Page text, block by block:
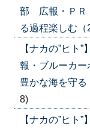
部 広報・ＰＲ
る過程楽しむ
【ナカの”ヒ
報・ブルーカ
豊かな海を守
8)
【ナカの”ヒ